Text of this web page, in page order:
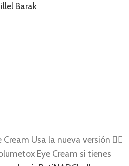
Barak
Usa la nueva versión 👉🏻
Eye Cream si tienes